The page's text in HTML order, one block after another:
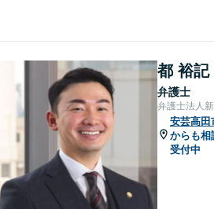
都 裕記
弁護士
弁護士法人
安芸高田
からも相
受付中